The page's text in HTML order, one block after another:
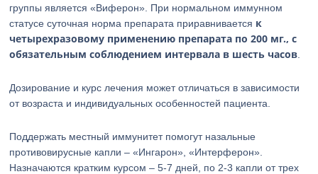
группы является «Виферон». При нормальном иммунном
статусе суточная норма препарата приравнивается к
четырехразовому применению препарата по 200 мг., с
обязательным соблюдением интервала в шесть часов
Дозирование и курс лечения может отличаться в зависимости
от возраста и индивидуальных особенностей пациента.
Поддержать местный иммунитет помогут назальные
противовирусные капли – «Ингарон», «Интерферон».
Назначаются кратким курсом – 5-7 дней, по 2-3 капли от трех